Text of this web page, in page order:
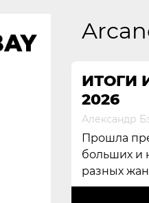
ИТОГИ
2026
Александр
Прошла
больших и
разных